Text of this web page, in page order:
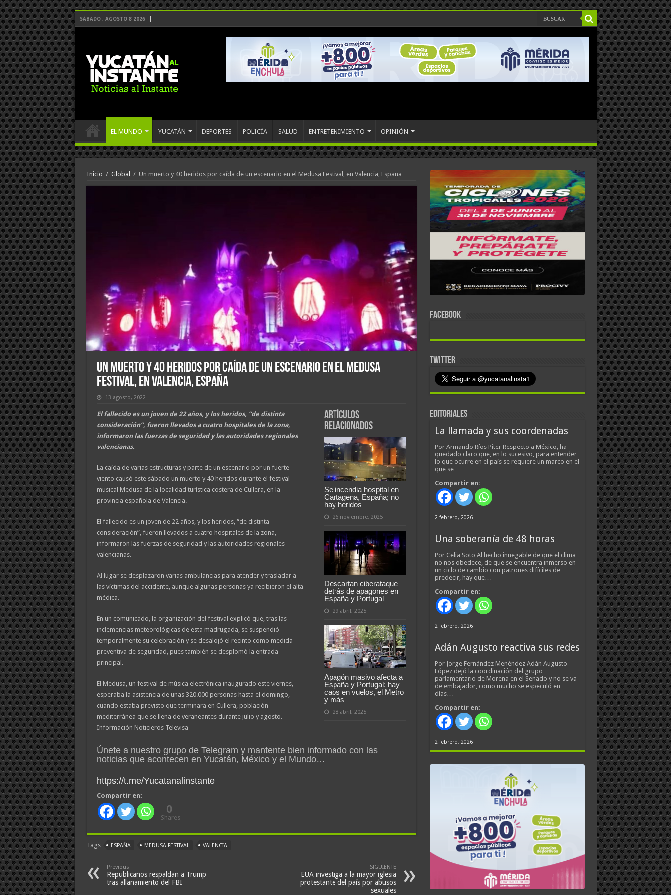
SÁBADO , AGOSTO 8 2026
EL MUNDO YUCATÁN DEPORTES POLICÍA SALUD ENTRETENIMIENTO OPINIÓN
Inicio / Global / Un muerto y 40 heridos por caída de un escenario en el Medusa Festival, en Valencia, España
Un muerto y 40 heridos por caída de un escenario en el Medusa
Festival, en Valencia, España
13 agosto, 2022
Artículos
relacionados
Se incendia hospital en
Cartagena, España; no
hay heridos
26 noviembre, 2025
Descartan ciberataque
detrás de apagones en
España y Portugal
29 abril, 2025
Apagón masivo afecta a
España y Portugal: hay
caos en vuelos, el Metro
y más
28 abril, 2025
El fallecido es un joven de 22 años, y los heridos, “de distinta
consideración”, fueron llevados a cuatro hospitales de la zona,
informaron las fuerzas de seguridad y las autoridades regionales
valencianas.
La caída de varias estructuras y parte de un escenario por un fuerte
viento causó este sábado un muerto y 40 heridos durante el festival
musical Medusa de la localidad turística costera de Cullera, en la
provincia española de Valencia.
El fallecido es un joven de 22 años, y los heridos, “de distinta
consideración”, fueron llevados a cuatro hospitales de la zona,
informaron las fuerzas de seguridad y las autoridades regionales
valencianas.
Al lugar se desplazaron varias ambulancias para atender y trasladar a
las víctimas del accidente, aunque algunas personas ya recibieron el alta
médica.
En un comunicado, la organización del festival explicó que, tras las
inclemencias meteorológicas de esta madrugada, se suspendió
temporalmente su celebración y se desalojó el recinto como medida
preventiva de seguridad, pues también se desplomó la entrada
principal.
El Medusa, un festival de música electrónica inaugurado este viernes,
esperaba la asistencia de unas 320.000 personas hasta el domingo,
cuando estaba previsto que terminara en Cullera, población
mediterránea que se llena de veraneantes durante julio y agosto.
Información Noticieros Televisa
Únete a nuestro grupo de Telegram y mantente bien informado con las
noticias que acontecen en Yucatán, México y el Mundo…
https://t.me/Yucatanalinstante
Compartir en:
0
Shares
Tags ESPAÑA MEDUSA FESTIVAL VALENCIA
Previous
Republicanos respaldan a Trump
tras allanamiento del FBI
SIGUIENTE
EUA investiga a la mayor iglesia
protestante del país por abusos
sexuales
FACEBOOK
TWITTER
EDITORIALES
La llamada y sus coordenadas
Por Armando Ríos Piter Respecto a México, ha
quedado claro que, en lo sucesivo, para entender
lo que ocurre en el país se requiere un marco en el
que se…
Compartir en:
2 febrero, 2026
Una soberanía de 48 horas
Por Celia Soto Al hecho innegable de que el clima
no nos obedece, de que se encuentra inmerso en
un ciclo de cambio con patrones difíciles de
predecir, hay que…
Compartir en:
2 febrero, 2026
Adán Augusto reactiva sus redes
Por Jorge Fernández Menéndez Adán Augusto
López dejó la coordinación del grupo
parlamentario de Morena en el Senado y no se va
de embajador, como mucho se especuló en
días…
Compartir en:
2 febrero, 2026